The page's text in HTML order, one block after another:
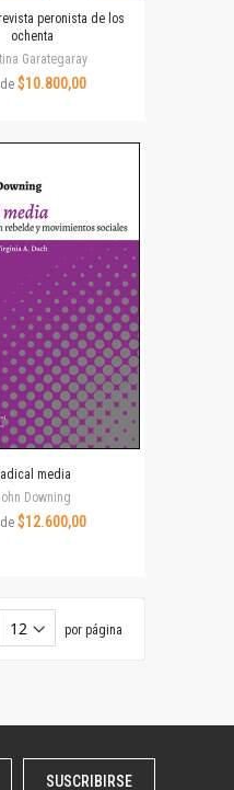
peronista de los
ochenta
Garategaray
$10.800,00
Flax, Sara Pérez
media
Downing
$12.600,00
por página
SUSCRIBIRSE